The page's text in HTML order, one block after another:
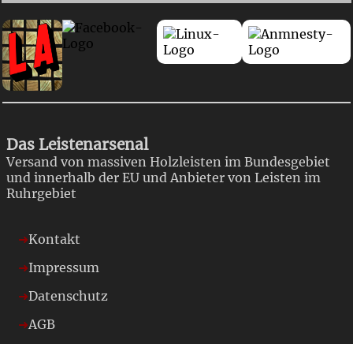
Das Leistenarsenal
Versand von massiven Holzleisten im Bundesgebiet
und innerhalb der EU und Anbieter von Leisten im
Ruhrgebiet
Kontakt
Impressum
Datenschutz
AGB